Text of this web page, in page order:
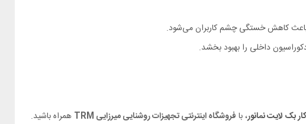
، با فروشگاه اینترنتی تجهیزات روشنایی میرزایی TRM
همراه باشید.